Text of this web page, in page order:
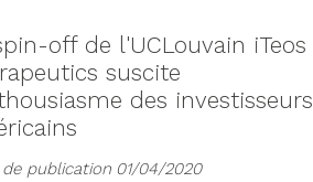
off de l'UCLouvain iTeos
suscite
des investisseurs
publication 01/04/2020